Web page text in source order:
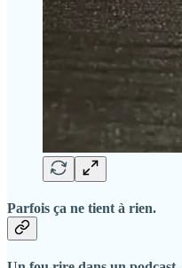
Parfois ça ne tient à rien.